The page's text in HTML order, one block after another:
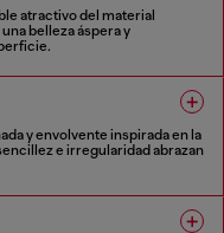
atractivo del material
belleza áspera y
y envolvente inspirada en la
e irregularidad abrazan